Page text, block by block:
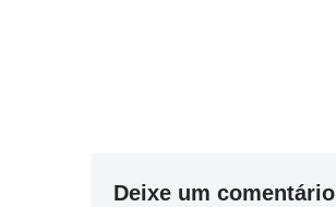
Deixe um comentário